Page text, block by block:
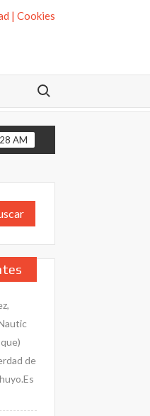
| Cookies
Buscar:
es y cómo se protege. En el
AM
de